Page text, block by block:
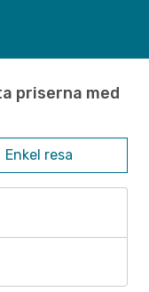
priserna med
Enkel resa